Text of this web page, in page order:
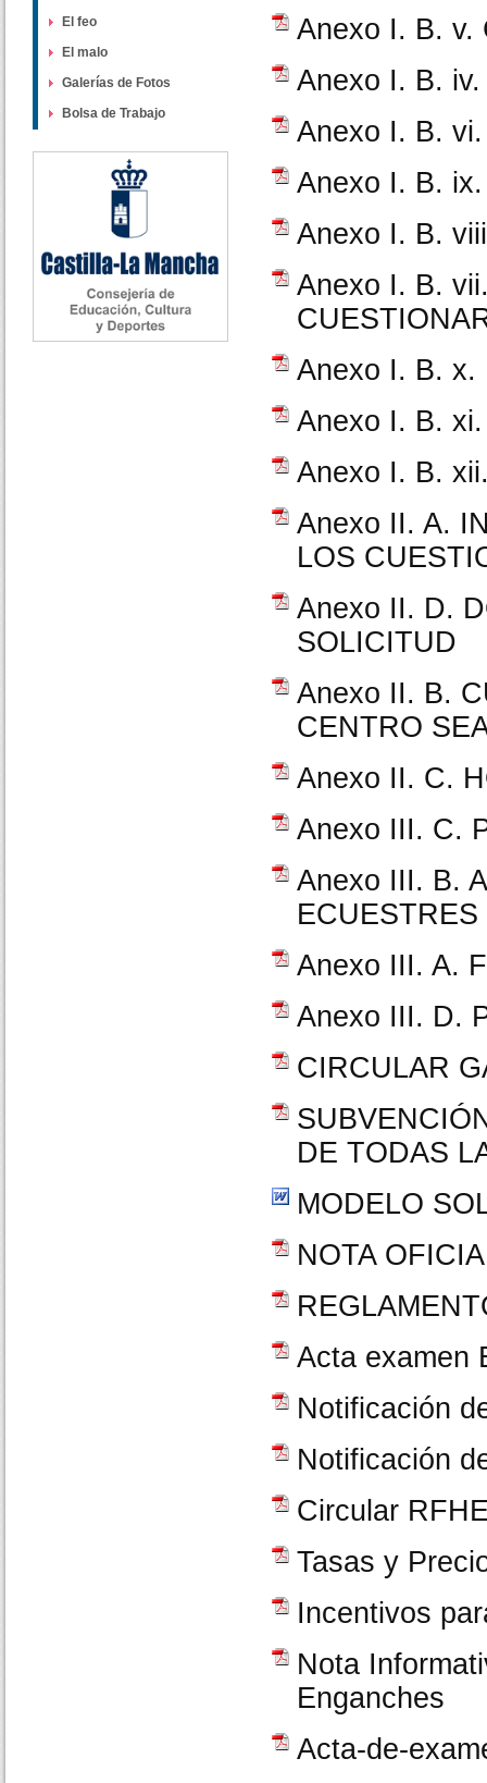
El feo
El malo
Galerías de Fotos
Bolsa de Trabajo
Anexo I. B. v.
Anexo I. B.
Anexo I. B.
Anexo I. B.
Anexo I. B.
Anexo I. B.
Anexo I. B. x.
Anexo I. B.
Anexo I. B.
Anexo II. A.
LOS
Anexo II. D.
SOLICITUD
Anexo II. B.
CENTRO
Anexo II. C.
Anexo III. C.
Anexo III. B.
ECUESTRES
Anexo III. A.
Anexo III. D.
CIRCULAR
DE TODAS
MODELO
NOTA
Acta examen
Notificación
Notificación
Circular
Tasas y
Incentivos
Nota
Enganches
Acta-de-